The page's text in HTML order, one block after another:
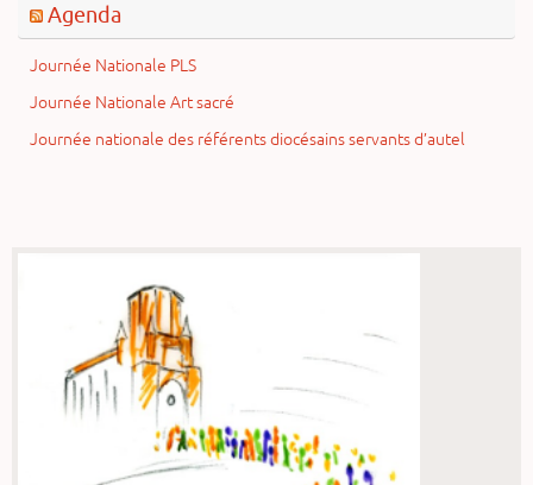
Agenda
Journée Nationale PLS
Journée Nationale Art sacré
Journée nationale des référents diocésains servants d’autel